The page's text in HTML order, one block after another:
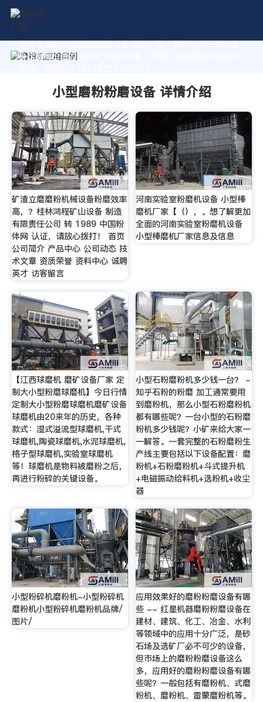
作为专业的 小型磨粉粉磨设备 制造厂家，我们致力于为您量
身定制高价值的粉体加工系统方案。获取厂家直销报价及技术
小型磨粉粉磨设备 详情介绍
矿渣立磨磨粉机械设备粉磨效率
高，？桂林鸿程矿山设备 制造
有限责任公司 转 1989 中国粉
体网 认证，请放心拨打！ 首页
公司简介 产品中心 公司动态 技
术文章 资质荣誉 资料中心 诚聘
英才 访客留言
河南实验室粉磨机设备 小型棒
磨机厂家【（），。想了解更加
全面的河南实验室粉磨机设备
小型棒磨机厂家信息及信息
【江西球磨机 磨矿设备厂家 定
制大小型粉磨球磨机】今日行情
定制大小型粉磨球磨机磨矿设备
球磨机由20来年的历史，各种
款式：湿式溢流型球磨机,干式
球磨机,陶瓷球磨机,水泥球磨机,
格子型球磨机,实验室球磨机
等！球磨机是物料被磨粉之后，
再进行粉碎的关键设备。
小型石粉磨粉机多少钱一台？ -
知乎石粉的粉磨 加工通常要用
到磨粉机，那么小型石粉磨粉机
都有哪些呢？一台小型的石粉磨
粉机多少钱呢？小矿来给大家一
一解答。一套完整的石粉磨粉生
产线主要包括以下设备配置：磨
粉机+石粉磨粉机+斗式提升机
+电磁振动给料机+选粉机+收尘
器
小型粉碎机磨粉机-小型粉碎机
磨粉机小型粉碎机磨粉机品牌/
图片/
应用效果好的磨粉粉磨设备有哪
些 -- 红星机器磨粉粉磨设备在
建材、建筑、化工、冶金、水利
等领域中的应用十分广泛，是砂
石场及选矿厂必不可少的设备，
但市场上的磨粉粉磨设备这么
多，应用好的磨粉粉磨设备有哪
些呢？一般包括有磨粉机、式磨
粉机、磨粉机、雷蒙磨粉机等。